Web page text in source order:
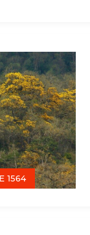
1564